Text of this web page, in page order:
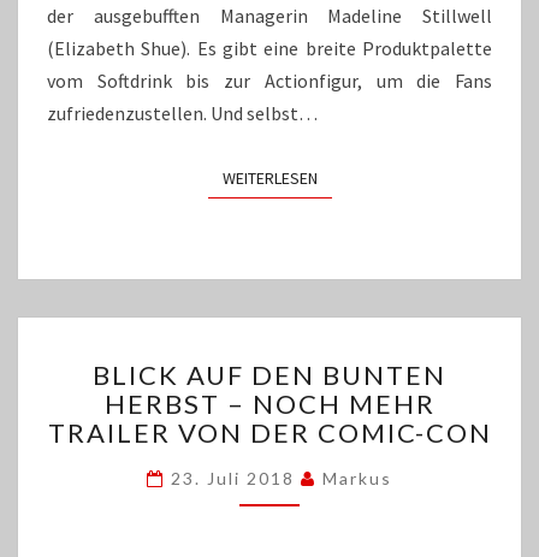
der ausgebufften Managerin Madeline Stillwell
(Elizabeth Shue). Es gibt eine breite Produktpalette
vom Softdrink bis zur Actionfigur, um die Fans
zufriedenzustellen. Und selbst…
WEITERLESENWEITERLESEN
AUF
DEN
BUNTEN
–
NOCH
BLICK AUF DEN BUNTEN
HERBST – NOCH MEHR
TRAILER VON DER COMIC-CON
23. Juli 2018 Markus